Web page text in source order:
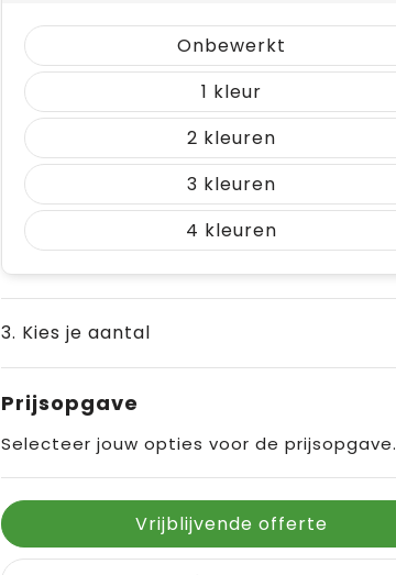
Onbewerkt
1
2
3
4
3. Kies je aantal
Prijsopgave
Selecteer jouw opties voor de prijsopgave.
Vrijblijvende offerte